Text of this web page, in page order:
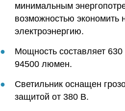
минимальным
возможностью экономить
электроэнергию.
Мощность составляет 630
94500 люмен.
Светильник оснащен
защитой от 380 В.